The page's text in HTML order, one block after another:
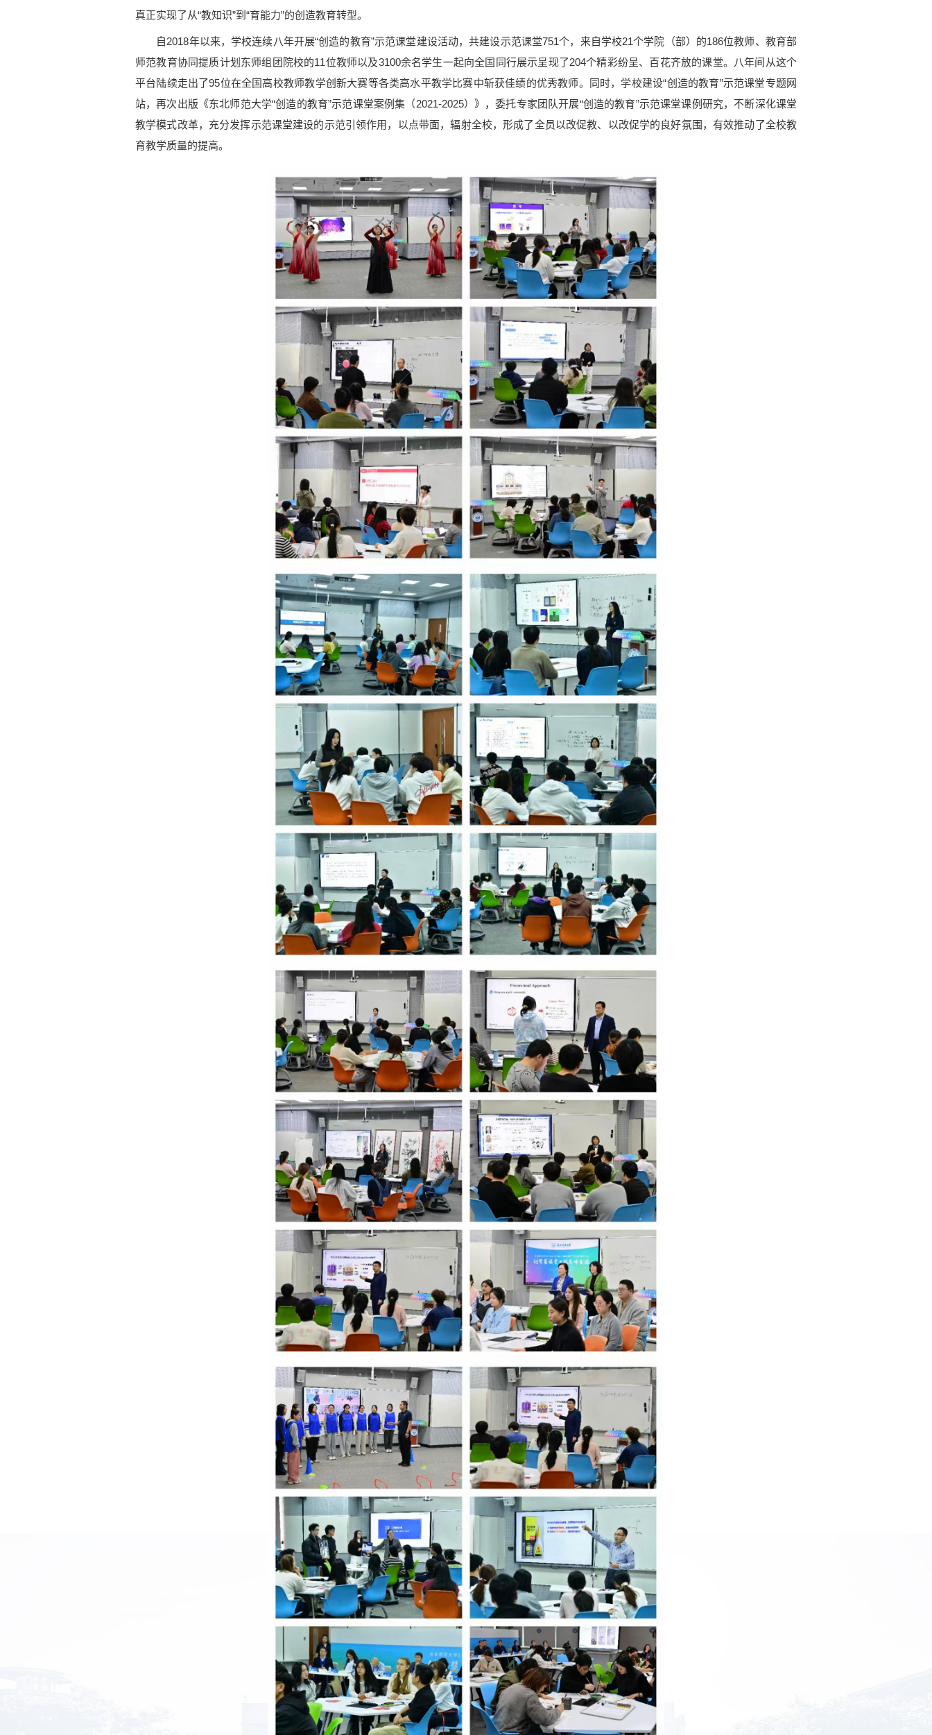
真正实现了从“教知识”到“育能力”的创造教育转型。
自2018年以来，学校连续八年开展“创造的教育”示范课堂建设活动，共建设示范课堂751个，来自学校21个学院（部）的186位教师、教育部
师范教育协同提质计划东师组团院校的11位教师以及3100余名学生一起向全国同行展示呈现了204个精彩纷呈、百花齐放的课堂。八年间从这个
平台陆续走出了95位在全国高校教师教学创新大赛等各类高水平教学比赛中斩获佳绩的优秀教师。同时，学校建设“创造的教育”示范课堂专题网
站，再次出版《东北师范大学“创造的教育”示范课堂案例集（2021-2025）》，委托专家团队开展“创造的教育”示范课堂课例研究，不断深化课堂
教学模式改革，充分发挥示范课堂建设的示范引领作用，以点带面，辐射全校，形成了全员以改促教、以改促学的良好氛围，有效推动了全校教
育教学质量的提高。